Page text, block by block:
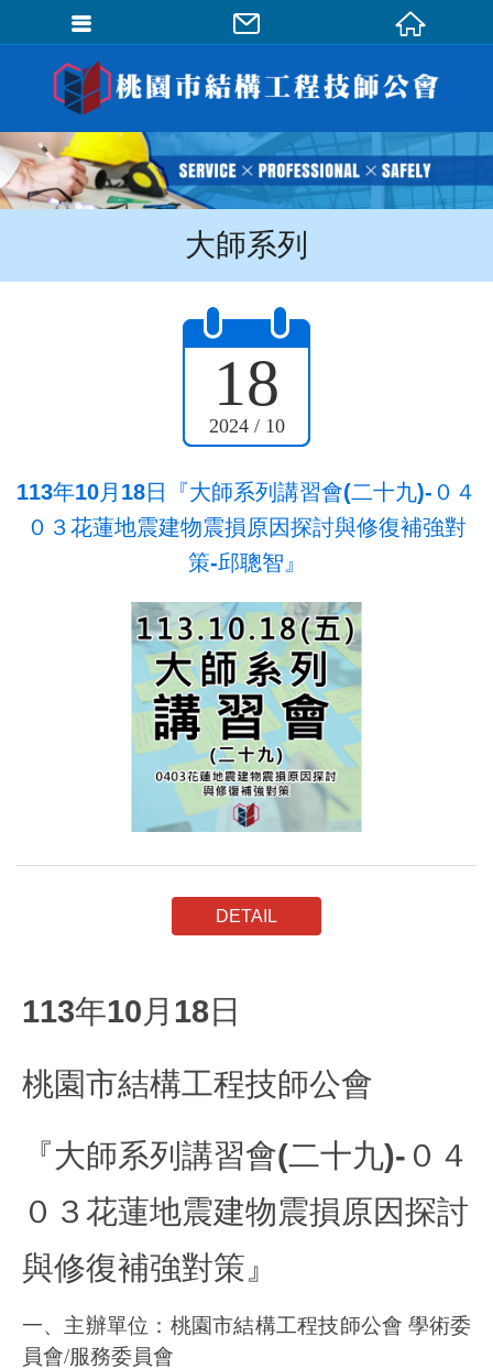
大師系列
18
2024 / 10
113年10月18日『大師系列講習會(二十九)-０４
０３花蓮地震建物震損原因探討與修復補強對
策-邱聰智』
DETAIL
113年10月18日
桃園市結構工程技師公會
『大師系列講習會(二十九)-０４
０３花蓮地震建物震損原因探討
與修復補強對策』
一、主辦單位：桃園市結構工程技師公會 學術委
員會/服務委員會
加入會員
忘記密碼
密碼修改
個人資料修改
會員登出
填寫匯款通知